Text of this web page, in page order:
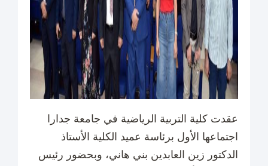
عقدت كلية التربية الرياضية في جامعة جدارا
اجتماعها الأول برئاسة عميد الكلية الأستاذ
الدكتور زين العابدين بني هاني، وبحضور رئيس